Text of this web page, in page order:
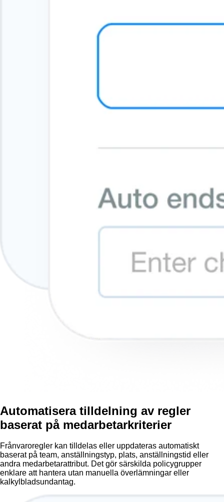
Automatisera tilldelning av regler
baserat på medarbetarkriterier
Frånvaroregler kan tilldelas eller uppdateras automatiskt
baserat på team, anställningstyp, plats, anställningstid eller
andra medarbetarattribut. Det gör särskilda policygrupper
enklare att hantera utan manuella överlämningar eller
kalkylbladsundantag.